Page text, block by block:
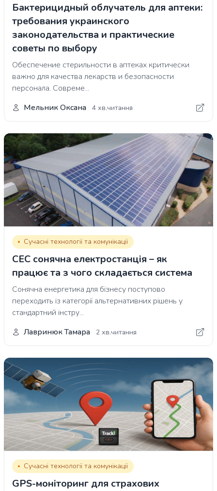
Бактерицидный облучатель для аптеки:
требования украинского
законодательства и практические
советы по выбору
Обеспечение стерильности в аптеках критически
важно для качества лекарств и безопасности
персонала. Совреме...
Мельник Оксана
4 хв.читання
Сучасні технології та комунікації
СЕС сонячна електростанція – як
працює та з чого складається система
Сонячна енергетика для бізнесу поступово
переходить із категорії альтернативних рішень у
стандартний інстру...
Лавринюк Тамара
2 хв.читання
Сучасні технології та комунікації
GPS-моніторинг для страхових